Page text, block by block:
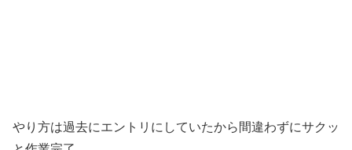
やり方は過去にエントリにしていたから間違わずにサクッ